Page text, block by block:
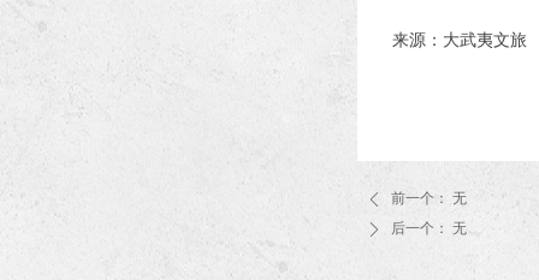
来源：大武夷文旅
ꄴ 前一个： 无
ꄲ 后一个： 无